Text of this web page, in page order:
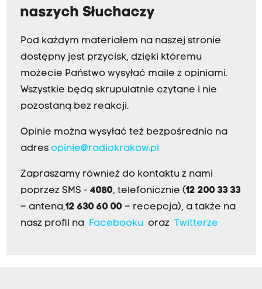
naszych Słuchaczy
Pod każdym materiałem na naszej stronie
dostępny jest przycisk, dzięki któremu
możecie Państwo wysyłać maile z opiniami.
Wszystkie będą skrupulatnie czytane i nie
pozostaną bez reakcji.
Opinie można wysyłać też bezpośrednio na
adres opinie@radiokrakow.pl
Zapraszamy również do kontaktu z nami
poprzez SMS - 4080, telefonicznie (12 200 33 33
– antena,12 630 60 00 – recepcja), a także na
nasz profil na Facebookuoraz Twitterze